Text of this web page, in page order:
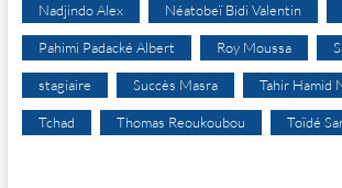
Nadjindo Alex Néatobeï Bidi Valentin
Pahimi Padacké Albert Roy Moussa
stagiaire Succès Masra Tahir Hamid
Tchad Thomas Reoukoubou Toïdé